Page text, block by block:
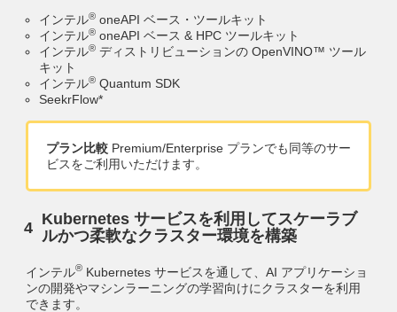
インテル® oneAPI ベース・ツールキット
インテル® oneAPI ベース & HPC ツールキット
インテル® ディストリビューションの OpenVINO™ ツール
キット
インテル® Quantum SDK
SeekrFlow*
プラン比較 Premium/Enterprise プランでも同等のサー
ビスをご利用いただけます。
Kubernetes サービスを利用してスケーラブ
ルかつ柔軟なクラスター環境を構築
インテル® Kubernetes サービスを通して、AI アプリケーショ
ンの開発やマシンラーニングの学習向けにクラスターを利用
できます。